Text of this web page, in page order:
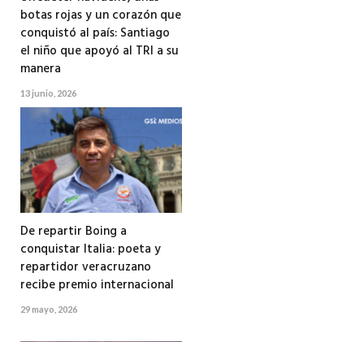
botas rojas y un corazón que
conquistó al país: Santiago
el niño que apoyó al TRI a su
manera
13 junio, 2026
De repartir Boing a
conquistar Italia: poeta y
repartidor veracruzano
recibe premio internacional
29 mayo, 2026